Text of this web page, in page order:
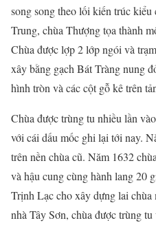
song song theo lối kiến trúc
Trung, chùa Thượng tọa thành
Chùa được lợp 2 lớp ngói và
xây bằng gạch Bát Tràng nung
hình tròn và các cột gỗ kê trên
Chùa được trùng tu nhiều lần
với cái dấu mốc ghi lại tới nay.
trên nền chùa cũ. Năm 1632
và hậu cung cùng hành lang
Trịnh Lạc cho xây dựng lai
nhà Tây Sơn, chùa được trùng